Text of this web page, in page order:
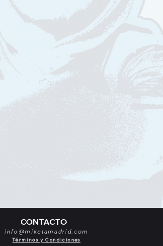
CONTACTO
info@mikelamadrid.com
Términos y Condiciones